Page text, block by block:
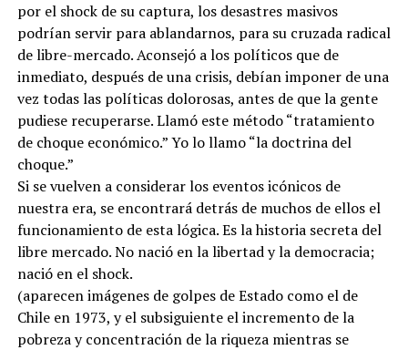
por el shock de su captura, los desastres masivos
podrían servir para ablandarnos, para su cruzada radical
de libre-mercado. Aconsejó a los políticos que de
inmediato, después de una crisis, debían imponer de una
vez todas las políticas dolorosas, antes de que la gente
pudiese recuperarse. Llamó este método “tratamiento
de choque económico.” Yo lo llamo “la doctrina del
choque.”
Si se vuelven a considerar los eventos icónicos de
nuestra era, se encontrará detrás de muchos de ellos el
funcionamiento de esta lógica. Es la historia secreta del
libre mercado. No nació en la libertad y la democracia;
nació en el shock.
(aparecen imágenes de golpes de Estado como el de
Chile en 1973, y el subsiguiente el incremento de la
pobreza y concentración de la riqueza mientras se